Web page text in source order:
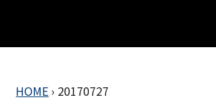
HOME › 20170727